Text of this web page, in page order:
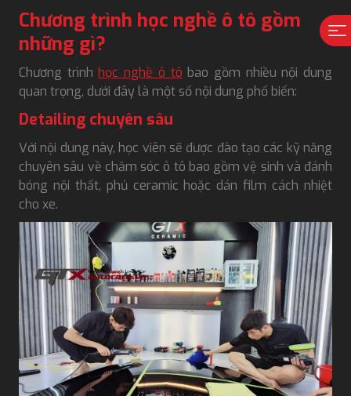
Chương trình học nghề ô tô gồm
những gì?
Chương trìnhhọc nghề ô tô bao gồm nhiều nội dung
quan trọng, dưới đây là một số nội dung phổ biến:
Detailing chuyên sâu
Với nội dung này, học viên sẽ được đào tạo các kỹ năng
chuyên sâu về chăm sóc ô tô bao gồm vệ sinh và đánh
bóng nội thất, phủ ceramic hoặc dán film cách nhiệt
cho xe.